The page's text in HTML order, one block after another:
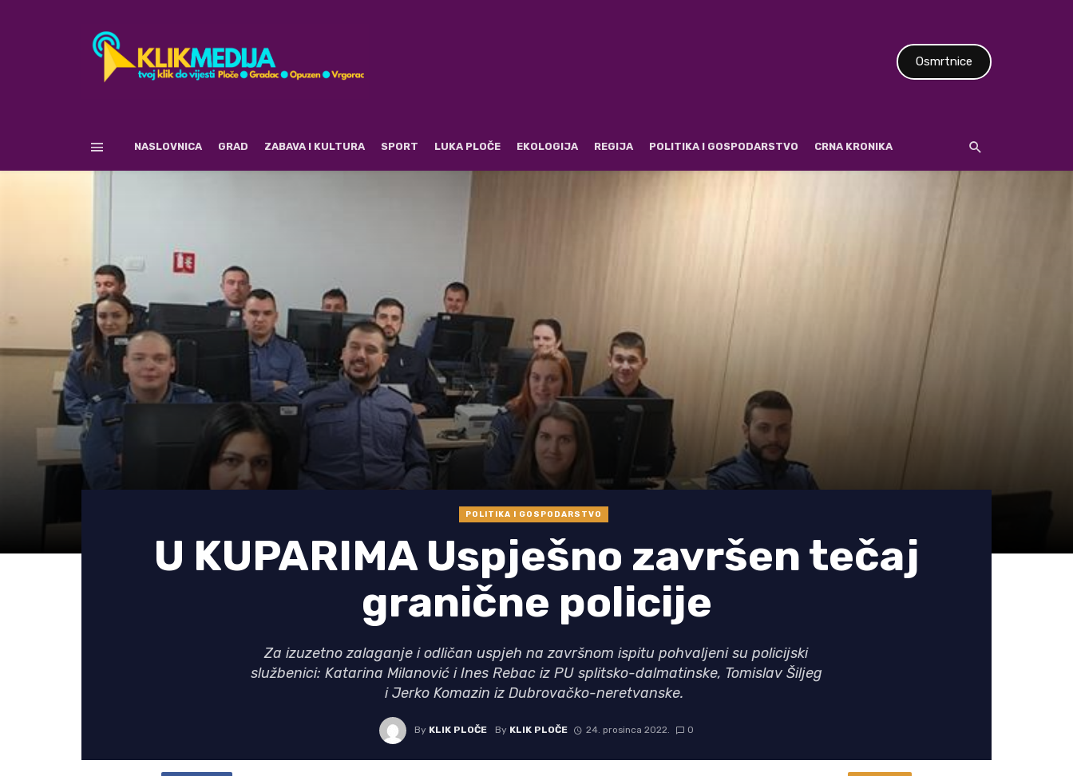
Osmrtnice
NASLOVNICA GRAD ZABAVA I KULTURA SPORT LUKA PLOČE EKOLOGIJA REGIJA POLITIKA I GOSPODARSTVO CRNA KRONIKA
POLITIKA I GOSPODARSTVO
U KUPARIMA Uspješno završen tečaj
granične policije
Za izuzetno zalaganje i odličan uspjeh na završnom ispitu pohvaljeni su policijski
službenici: Katarina Milanović i Ines Rebac iz PU splitsko-dalmatinske, Tomislav Šiljeg
i Jerko Komazin iz Dubrovačko-neretvanske.
By KLIK PLOČE By KLIK PLOČE 24. prosinca 2022. 0